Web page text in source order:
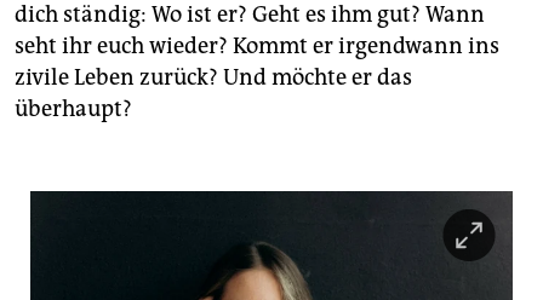
dich ständig: Wo ist er? Geht es ihm gut? Wann
seht ihr euch wieder? Kommt er irgendwann ins
zivile Leben zurück? Und möchte er das
überhaupt?